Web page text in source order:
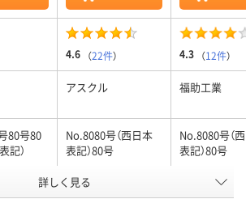
4.6 （22件） 4.3 （12件）
アスクル 福助工業
80号80
記）
No.8080号（西日本
表記）80号
No.8080号（
表記）80号
乳白
詳しく見る